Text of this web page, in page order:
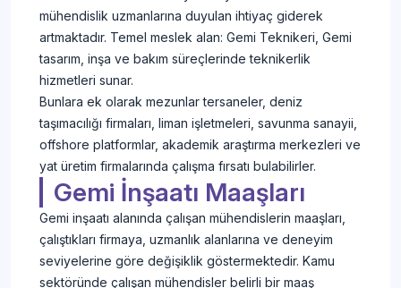
mühendislik uzmanlarına duyulan ihtiyaç giderek
artmaktadır. Temel meslek alan: Gemi Teknikeri, Gemi
tasarım, inşa ve bakım süreçlerinde teknikerlik
hizmetleri sunar.
Bunlara ek olarak mezunlar tersaneler, deniz
taşımacılığı firmaları, liman işletmeleri, savunma sanayii,
offshore platformlar, akademik araştırma merkezleri ve
yat üretim firmalarında çalışma fırsatı bulabilirler.
Gemi İnşaatı Maaşları
Gemi inşaatı alanında çalışan mühendislerin maaşları,
çalıştıkları firmaya, uzmanlık alanlarına ve deneyim
seviyelerine göre değişiklik göstermektedir. Kamu
sektöründe çalışan mühendisler belirli bir maaş